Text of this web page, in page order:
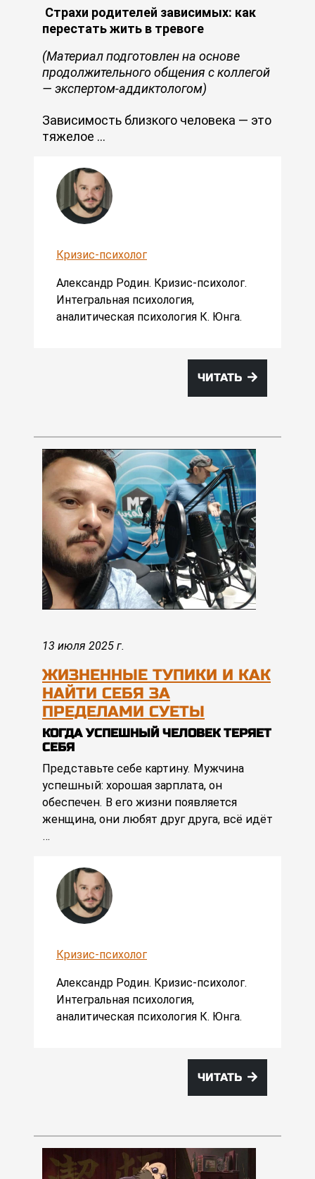
Страхи родителей зависимых: как
перестать жить в тревоге
(Материал подготовлен на основе
продолжительного общения с коллегой
— экспертом-аддиктологом)
Зависимость близкого человека — это
тяжелое …
Кризис-психолог
Александр Родин. Кризис-психолог.
Интегральная психология,
аналитическая психология К. Юнга.
ЧИТАТЬ
13 июля 2025 г.
ЖИЗНЕННЫЕ ТУПИКИ И КАК
НАЙТИ СЕБЯ ЗА
ПРЕДЕЛАМИ СУЕТЫ
КОГДА УСПЕШНЫЙ ЧЕЛОВЕК ТЕРЯЕТ
СЕБЯ
Представьте себе картину. Мужчина
успешный: хорошая зарплата, он
обеспечен. В его жизни появляется
женщина, они любят друг друга, всё идёт
…
Кризис-психолог
Александр Родин. Кризис-психолог.
Интегральная психология,
аналитическая психология К. Юнга.
ЧИТАТЬ